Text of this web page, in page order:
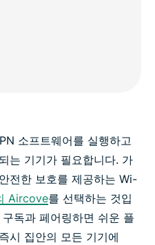
소프트웨어를 실행하고
는 기기가 필요합니다. 가
전한 보호를 제공하는 Wi-
Aircove를 선택하는 것입
독과 페어링하면 쉬운 플
시 집안의 모든 기기에